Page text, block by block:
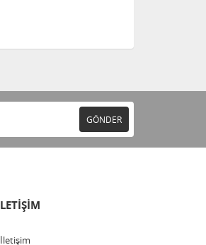
GÖNDER
İletişim